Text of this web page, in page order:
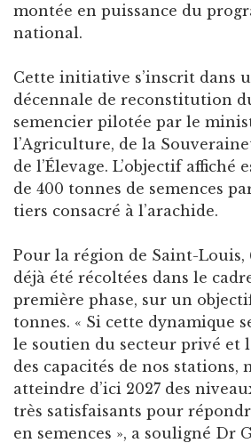
montée en puissance du
national.
Cette initiative s’inscrit dans
décennale de reconstitution
semencier pilotée par le
l’Agriculture, de la
de l’Élevage. L’objectif affiché
de 400 tonnes de semences
tiers consacré à l’arachide.
Pour la région de Saint-Louis,
déjà été récoltées dans le
première phase, sur un
tonnes. « Si cette dynamique
le soutien du secteur privé et
des capacités de nos stations,
atteindre d’ici 2027 des
très satisfaisants pour
en semences », a souligné Dr